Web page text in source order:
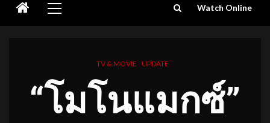
Menu
Watch Online
TV & MOVIE UPDATE
“โมโนแมกซ์”